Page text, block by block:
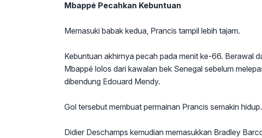
Mbappé Pecahkan Kebuntuan
Memasuki babak kedua, Prancis tampil lebih tajam.
Kebuntuan akhirnya pecah pada menit ke-66. Berawal
Mbappé lolos dari kawalan bek Senegal sebelum
dibendung Edouard Mendy.
Gol tersebut membuat permainan Prancis semakin hidup.
Didier Deschamps kemudian memasukkan Bradley